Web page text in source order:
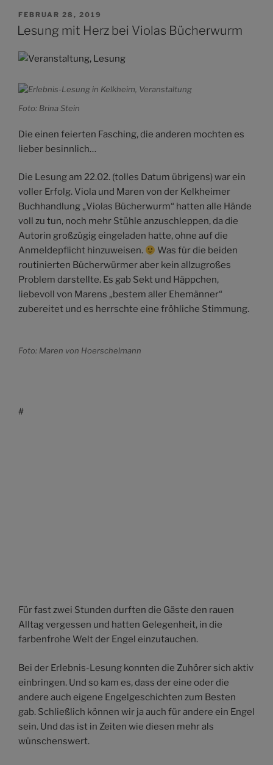
VERÖFFENTLICHT
AM
FEBRUAR 28, 2019
Lesung mit Herz bei Violas Bücherwurm
Foto: Brina Stein
Die einen feierten Fasching, die anderen mochten es
lieber besinnlich…
Die Lesung am 22.02. (tolles Datum übrigens) war ein
voller Erfolg. Viola und Maren von der Kelkheimer
Buchhandlung „Violas Bücherwurm“ hatten alle Hände
voll zu tun, noch mehr Stühle anzuschleppen, da die
Autorin großzügig eingeladen hatte, ohne auf die
Anmeldepflicht hinzuweisen.
Was für die beiden
routinierten Bücherwürmer aber kein allzugroßes
Problem darstellte. Es gab Sekt und Häppchen,
liebevoll von Marens „bestem aller Ehemänner“
zubereitet und es herrschte eine fröhliche Stimmung.
Foto: Maren von Hoerschelmann
#
Für fast zwei Stunden durften die Gäste den rauen
Alltag vergessen und hatten Gelegenheit, in die
farbenfrohe Welt der Engel einzutauchen.
Bei der Erlebnis-Lesung konnten die Zuhörer sich aktiv
einbringen. Und so kam es, dass der eine oder die
andere auch eigene Engelgeschichten zum Besten
gab. Schließlich können wir ja auch für andere ein Engel
sein. Und das ist in Zeiten wie diesen mehr als
wünschenswert.